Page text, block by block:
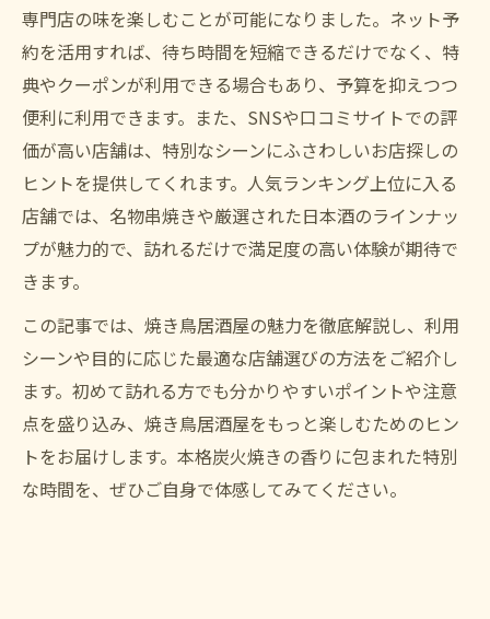
専門店の味を楽しむことが可能になりました。ネット予
約を活用すれば、待ち時間を短縮できるだけでなく、特
典やクーポンが利用できる場合もあり、予算を抑えつつ
便利に利用できます。また、SNSや口コミサイトでの評
価が高い店舗は、特別なシーンにふさわしいお店探しの
ヒントを提供してくれます。人気ランキング上位に入る
店舗では、名物串焼きや厳選された日本酒のラインナッ
プが魅力的で、訪れるだけで満足度の高い体験が期待で
きます。
この記事では、焼き鳥居酒屋の魅力を徹底解説し、利用
シーンや目的に応じた最適な店舗選びの方法をご紹介し
ます。初めて訪れる方でも分かりやすいポイントや注意
点を盛り込み、焼き鳥居酒屋をもっと楽しむためのヒン
トをお届けします。本格炭火焼きの香りに包まれた特別
な時間を、ぜひご自身で体感してみてください。